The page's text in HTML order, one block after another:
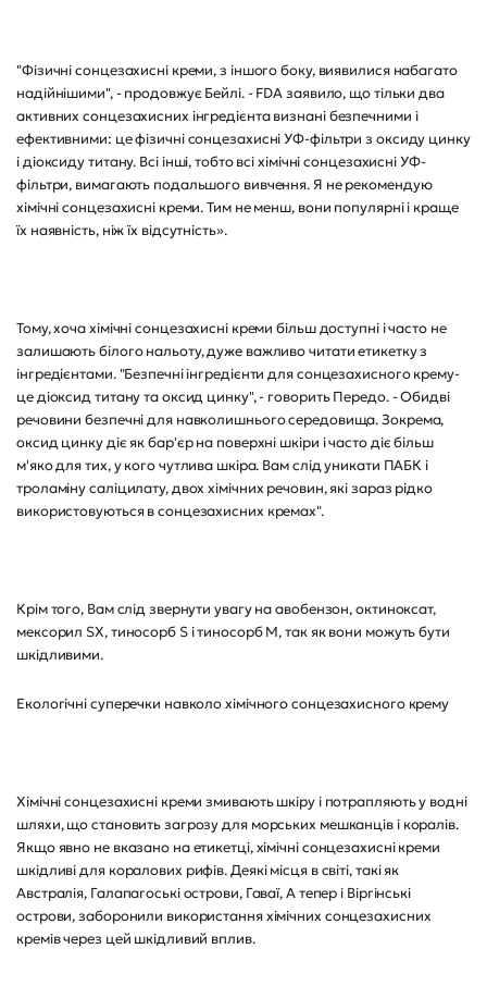
"Фізичні сонцезахисні креми, з іншого боку, виявилися набагато
надійнішими", - продовжує Бейлі. - FDA заявило, що тільки два
активних сонцезахисних інгредієнта визнані безпечними і
ефективними: це фізичні сонцезахисні УФ-фільтри з оксиду цинку
і діоксиду титану. Всі інші, тобто всі хімічні сонцезахисні УФ-
фільтри, вимагають подальшого вивчення. Я не рекомендую
хімічні сонцезахисні креми. Тим не менш, вони популярні і краще
їх наявність, ніж їх відсутність».
Тому, хоча хімічні сонцезахисні креми більш доступні і часто не
залишають білого нальоту, дуже важливо читати етикетку з
інгредієнтами. "Безпечні інгредієнти для сонцезахисного крему-
це діоксид титану та оксид цинку", - говорить Передо. - Обидві
речовини безпечні для навколишнього середовища. Зокрема,
оксид цинку діє як бар'єр на поверхні шкіри і часто діє більш
м'яко для тих, у кого чутлива шкіра. Вам слід уникати ПАБК і
троламіну саліцилату, двох хімічних речовин, які зараз рідко
використовуються в сонцезахисних кремах".
Крім того, Вам слід звернути увагу на авобензон, октиноксат,
мексорил SX, тиносорб S і тиносорб M, так як вони можуть бути
шкідливими.
Екологічні суперечки навколо хімічного сонцезахисного крему
Хімічні сонцезахисні креми змивають шкіру і потрапляють у водні
шляхи, що становить загрозу для морських мешканців і коралів.
Якщо явно не вказано на етикетці, хімічні сонцезахисні креми
шкідливі для коралових рифів. Деякі місця в світі, такі як
Австралія, Галапагоські острови, Гаваї, А тепер і Віргінські
острови, заборонили використання хімічних сонцезахисних
кремів через цей шкідливий вплив.